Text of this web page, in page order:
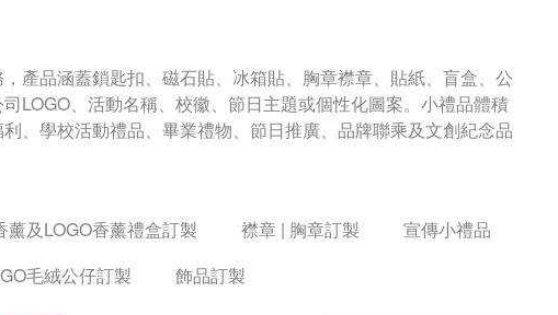
產品涵蓋鎖匙扣、磁石貼、冰箱貼、胸章襟章、貼紙、盲盒、公
LOGO、活動名稱、校徽、節日主題或個性化圖案。小禮品體積
、學校活動禮品、畢業禮物、節日推廣、品牌聯乘及文創紀念品
薰及LOGO香薰禮盒訂製 襟章 | 胸章訂製
宣傳小禮品
毛絨公仔訂製 飾品訂製